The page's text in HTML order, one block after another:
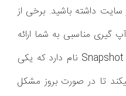
داشته باشید. برخی از
مناسبی به شما ارائه
میدهند. یکی از این سرویس ها Snapshot نام دارد که یکی
تا در صورت بروز مشکل